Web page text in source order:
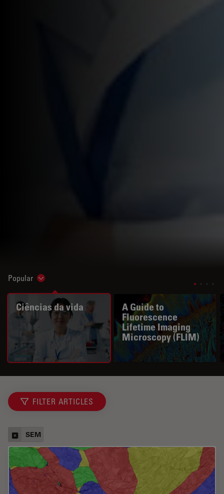
Popular Show subnavigation
Ciências da vida
A Guide to
Fluorescence
Lifetime Imaging
Microscopy (FLIM)
FILTER ARTICLES
SEM